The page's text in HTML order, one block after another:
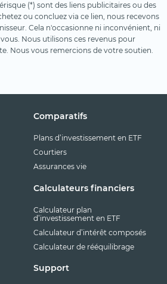
(*) sont des liens publicitaires ou des
ou concluez via ce lien, nous recevons
Cela n'occasionne ni inconvénient, ni
Nous utilisons ces revenus pour
Nous vous remercions de votre soutien.
Comparatifs
Plans d’investissement en ETF
Courtiers
Assurances vie
Calculateurs financiers
Calculateur plan
d’investissement en ETF
Calculateur d’intérêt composés
Calculateur de rééquilibrage
Support